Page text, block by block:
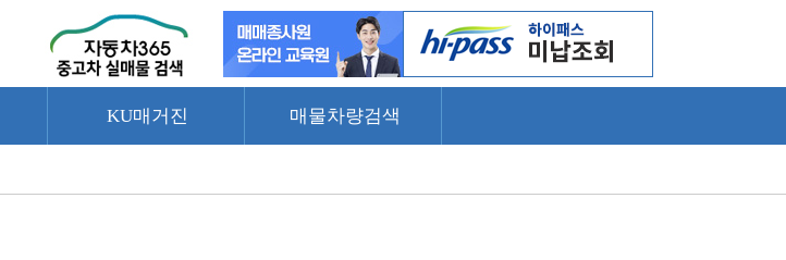
KU매거진 매물차량검색